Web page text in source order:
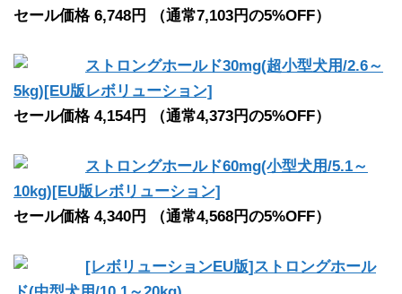
セール価格 6,748円 （通常7,103円の5%OFF）
ストロングホールド30mg(超小型犬用/2.6～
5kg)[EU版レボリューション]
セール価格 4,154円 （通常4,373円の5%OFF）
ストロングホールド60mg(小型犬用/5.1～
10kg)[EU版レボリューション]
セール価格 4,340円 （通常4,568円の5%OFF）
[レボリューションEU版]ストロングホール